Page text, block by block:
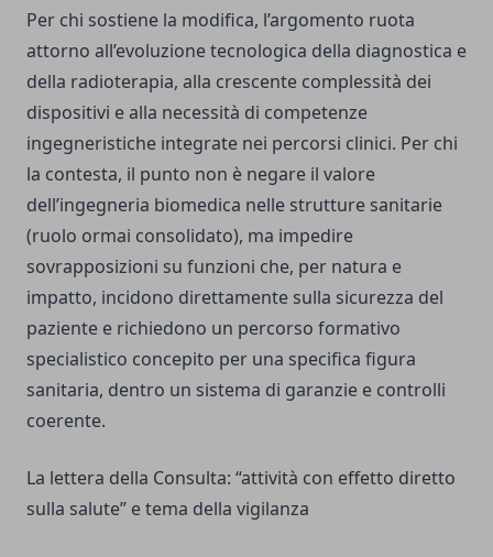
Per chi sostiene la modifica, l’argomento ruota
attorno all’evoluzione tecnologica della diagnostica e
della radioterapia, alla crescente complessità dei
dispositivi e alla necessità di competenze
ingegneristiche integrate nei percorsi clinici. Per chi
la contesta, il punto non è negare il valore
dell’ingegneria biomedica nelle strutture sanitarie
(ruolo ormai consolidato), ma impedire
sovrapposizioni su funzioni che, per natura e
impatto, incidono direttamente sulla sicurezza del
paziente e richiedono un percorso formativo
specialistico concepito per una specifica figura
sanitaria, dentro un sistema di garanzie e controlli
coerente.
La lettera della Consulta: “attività con effetto diretto
sulla salute” e tema della vigilanza